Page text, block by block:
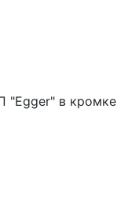
"Egger" в кромке